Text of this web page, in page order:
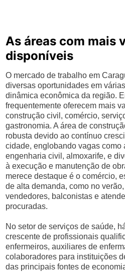
As áreas com mais
disponíveis
O mercado de trabalho em
diversas oportunidades em
dinâmica econômica da região.
frequentemente oferecem mais
construção civil, comércio,
gastronomia. A área de
robusta devido ao contínuo
cidade, englobando vagas como
engenharia civil, almoxarife, e
à execução e manutenção de
merece destaque é o comércio,
de alta demanda, como no
vendedores, balconistas e
procuradas.
No setor de serviços de saúde,
crescente de profissionais
enfermeiros, auxiliares de
colaboradores para instituições
das principais fontes de